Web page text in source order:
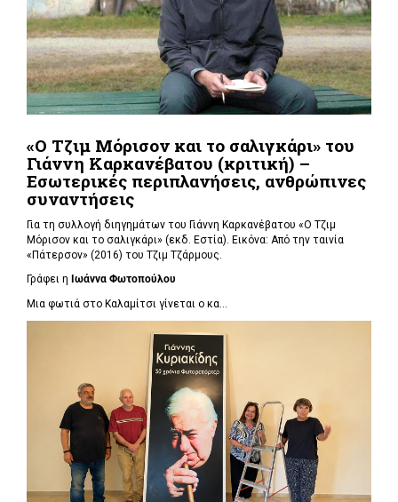
«Ο Τζιμ Μόρισον και το σαλιγκάρι» του
Γιάννη Καρκανέβατου (κριτική) –
Εσωτερικές περιπλανήσεις, ανθρώπινες
συναντήσεις
Για τη συλλογή διηγημάτων του Γιάννη Καρκανέβατου «Ο Τζιμ
Μόρισον και το σαλιγκάρι» (εκδ. Εστία). Εικόνα: Από την ταινία
«Πάτερσον» (2016) του Τζιμ Τζάρμους.
Γράφει η Ιωάννα Φωτοπούλου
Μια φωτιά στο Καλαμίτσι γίνεται ο κα...